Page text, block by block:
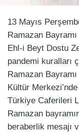
13 Mayıs
Ramazan
Ehl-i Beyt Dostu
pandemi kuralları
Ramazan
Kültür
Türkiye Caferileri
Ramazan
beraberlik mesajı